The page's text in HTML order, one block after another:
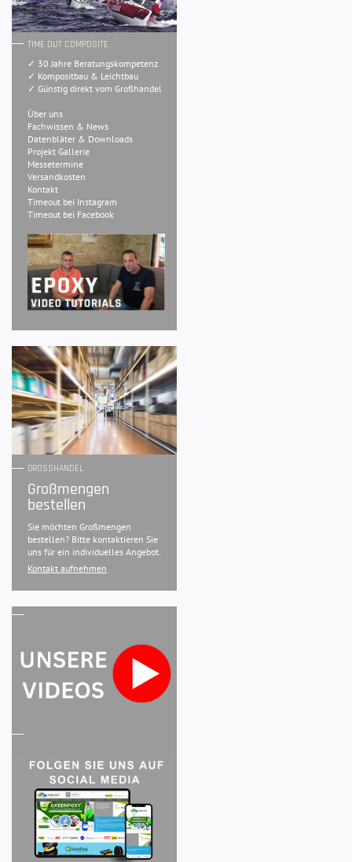
TIME OUT COMPOSITE
✓ 30 Jahre Beratungskompetenz
✓ Kompositbau & Leichtbau
✓ Günstig direkt vom Großhandel
Über uns
Fachwissen & News
Datenbläter & Downloads
Projekt Gallerie
Messetermine
Versandkosten
Kontakt
Timeout bei Instagram
Timeout bei Facebook
GROSSHANDEL
Großmengen
bestellen
Sie möchten Großmengen
bestellen? Bitte kontaktieren Sie
uns für ein individuelles Angebot.
Kontakt aufnehmen